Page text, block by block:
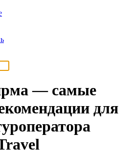
— самые
для